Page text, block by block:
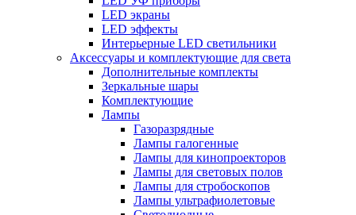
LED экраны
LED эффекты
Интерьерные LED светильники
Аксессуары и комплектующие для света
Дополнительные комплекты
Зеркальные шары
Комплектующие
Лампы
Газоразрядные
Лампы галогенные
Лампы для кинопроекторов
Лампы для световых полов
Лампы для стробоскопов
Лампы ультрафиолетовые